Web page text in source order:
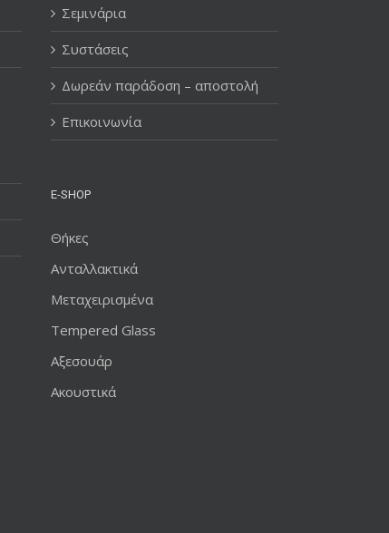
Σεμινάρια
Συστάσεις
Δωρεάν παράδοση – αποστολή
Επικοινωνία
E-SHOP
Θήκες
Ανταλλακτικά
Μεταχειρισμένα
Tempered Glass
Αξεσουάρ
Ακουστικά